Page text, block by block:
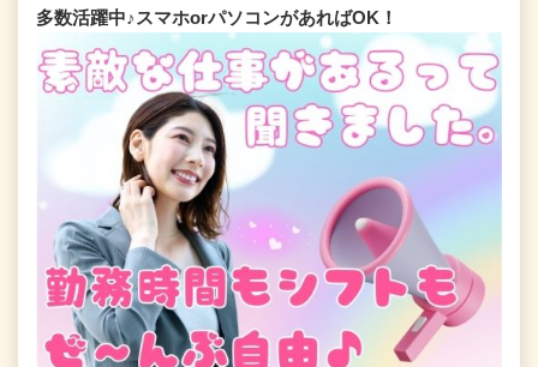
多数活躍中♪スマホorパソコンがあればOK！